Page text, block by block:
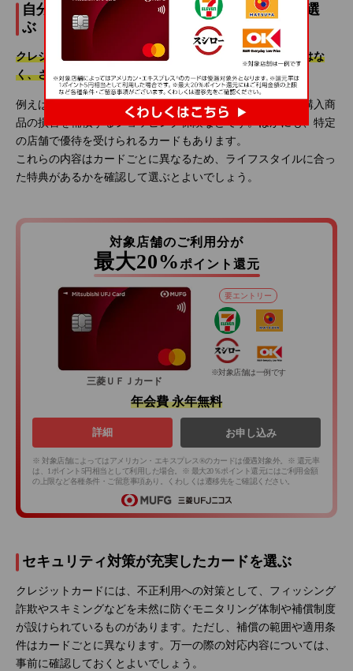
自分に合った特典・サービスのあるカードを選
ぶ
クレジットカードは、買い物の支払いに利用できるだけではな
く、さまざまな特典・サービスが付帯されています。
例えば、国内・海外旅行時に利用できる旅行傷害保険や、購入商
品の損害を補償するショッピング保険などです。ほかにも、特定
の店舗で優待を受けられるカードもあります。
これらの内容はカードごとに異なるため、ライフスタイルに合っ
た特典があるかを確認して選ぶとよいでしょう。
対象店舗のご利用分が
最大20% ポイント還元
三菱ＵＦＪカード
要エントリー
※対象店舗は一例です
年会費 永年無料
詳細 お申し込み
※ 対象店舗によってはアメリカン・エキスプレス®のカードは優遇対象外。※ 還元率
は、1ポイント5円相当として利用した場合。※ 最大20％ポイント還元にはご利用金額
の上限など各種条件・ご留意事項あり。くわしくは遷移先をご確認ください。
セキュリティ対策が充実したカードを選ぶ
クレジットカードには、不正利用への対策として、フィッシング
詐欺やスキミングなどを未然に防ぐモニタリング体制や補償制度
が設けられているものがあります。ただし、補償の範囲や適用条
件はカードごとに異なります。万一の際の対応内容については、
事前に確認しておくとよいでしょう。